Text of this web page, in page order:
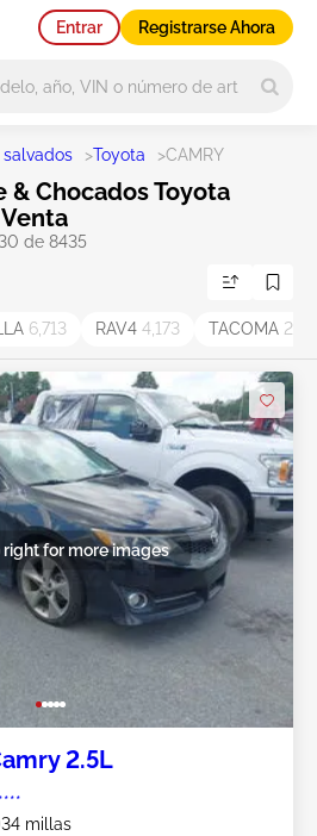
Entrar Registrarse Ahora
salvados >Toyota >CAMRY
& Chocados Toyota
de 8435
6,713 RAV4 4,173 TACOMA
for more images
2.5L
millas